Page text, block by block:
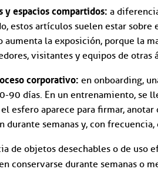
espacios compartidos: a
estos artículos suelen estar sobre
aumenta la exposición, porque la
visitantes y equipos de otras
corporativo: en onboarding,
90 días. En un entrenamiento, se
esfero aparece para firmar, anotar
semanas y, con frecuencia,
de objetos desechables o de uso
conservarse durante semanas o